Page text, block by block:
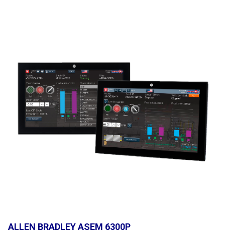
ALLEN BRADLEY ASEM 6300P